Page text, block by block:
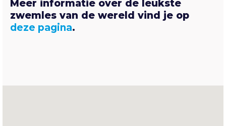
Meer informatie over de leukste
zwemles van de wereld vind je op
deze pagina.